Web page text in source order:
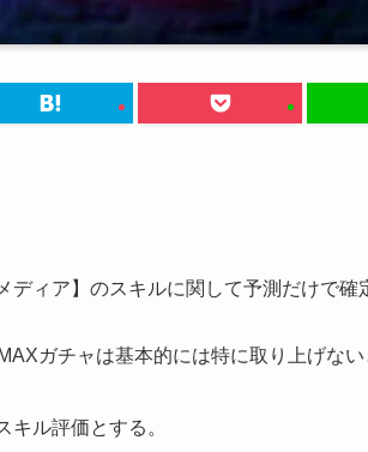
ディア】のスキルに関して予測だけで確
ガチャは基本的には特に取り上げない
ル評価とする。